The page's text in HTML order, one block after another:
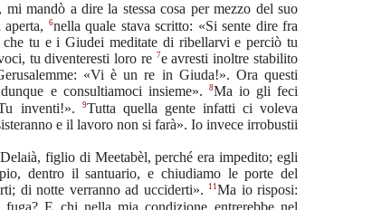
mandò a dire la stessa cosa per mezzo del suo
6nella quale stava scritto: «Si sente dire fra
tu e i Giudei meditate di ribellarvi e perciò tu
tu diventeresti loro re 7e avresti inoltre stabilito
«Vi è un re in Giuda!». Ora questi
e consultiamoci insieme».
8Ma io gli feci
inventi!».
9Tutta quella gente infatti ci voleva
e il lavoro non si farà». Io invece irrobustii
figlio di Meetabèl, perché era impedito; egli
dentro il santuario, e chiudiamo le porte del
di notte verranno ad ucciderti».
11Ma io risposi:
E chi nella mia condizione entrerebbe nel